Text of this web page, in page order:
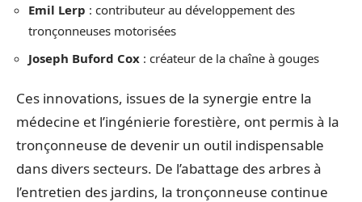
Emil Lerp : contributeur au développement des
tronçonneuses motorisées
Joseph Buford Cox : créateur de la chaîne à gouges
Ces innovations, issues de la synergie entre la
médecine et l’ingénierie forestière, ont permis à la
tronçonneuse de devenir un outil indispensable
dans divers secteurs. De l’abattage des arbres à
l’entretien des jardins, la tronçonneuse continue